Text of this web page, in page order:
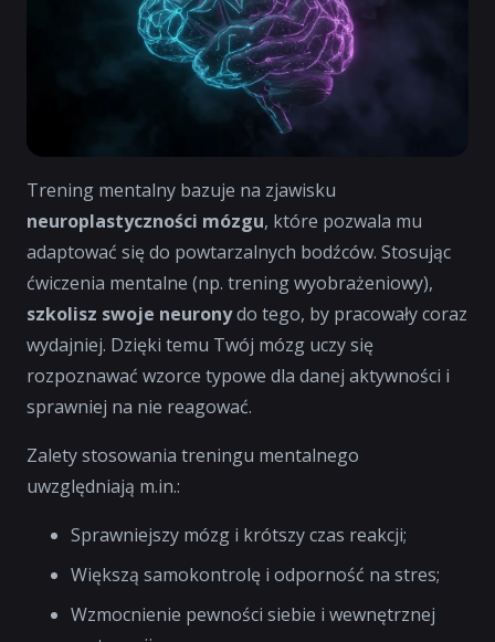
Trening mentalny bazuje na zjawisku
neuroplastyczności mózgu, które pozwala mu
adaptować się do powtarzalnych bodźców. Stosując
ćwiczenia mentalne (np. trening wyobrażeniowy),
szkolisz swoje neuronydo tego, by pracowały coraz
wydajniej. Dzięki temu Twój mózg uczy się
rozpoznawać wzorce typowe dla danej aktywności i
sprawniej na nie reagować.
Zalety stosowania treningu mentalnego
uwzględniają m.in.:
Sprawniejszy mózg i krótszy czas reakcji;
Większą samokontrolę i odporność na stres;
Wzmocnienie pewności siebie i wewnętrznej